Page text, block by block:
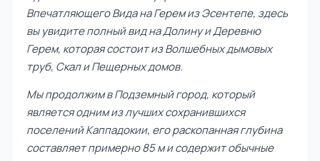
Впечатляющего Вида на Герем из Эсентепе, здесь
вы увидите полный вид на Долину и Деревню
Герем, которая состоит из Волшебных дымовых
труб, Скал и Пещерных домов.
Мы продолжим в Подземный город, который
является одним из лучших сохранившихся
поселений Каппадокии, его раскопанная глубина
составляет примерно 85 м и содержит обычные